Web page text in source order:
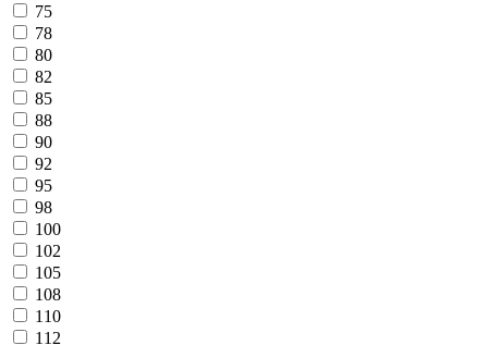
75
78
80
82
85
88
90
92
95
98
100
102
105
108
110
112